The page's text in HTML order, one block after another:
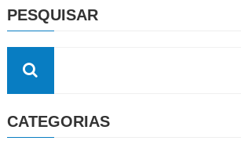
PESQUISAR
CATEGORIAS